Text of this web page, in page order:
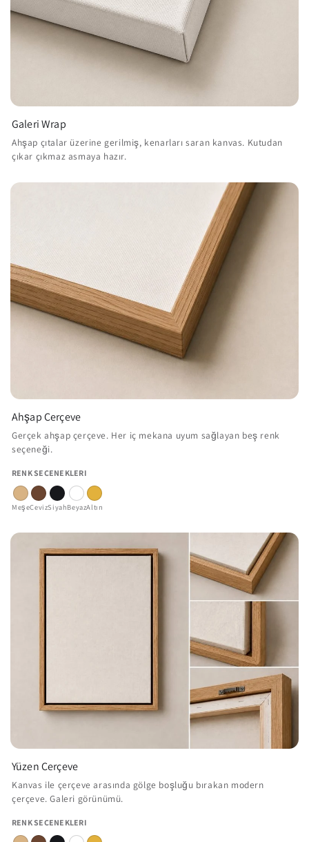
Galeri Wrap
Ahşap çıtalar üzerine gerilmiş, kenarları saran kanvas. Kutudan
çıkar çıkmaz asmaya hazır.
Ahşap Çerçeve
Gerçek ahşap çerçeve. Her iç mekana uyum sağlayan beş renk
seçeneği.
RENK SEÇENEKLERI
MeşeCevizSiyahBeyazAltın
Yüzen Çerçeve
Kanvas ile çerçeve arasında gölge boşluğu bırakan modern
çerçeve. Galeri görünümü.
RENK SEÇENEKLERI